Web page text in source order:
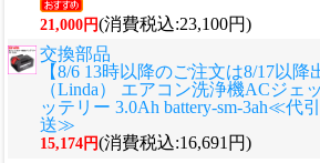
21,000円(消費税込:23,100円)
交換部品
【8/6 13時以降のご注文は8/17以
（Linda） エアコン洗浄機ACジェ
ッテリー 3.0Ah battery-sm-3ah≪代
送≫
15,174円(消費税込:16,691円)